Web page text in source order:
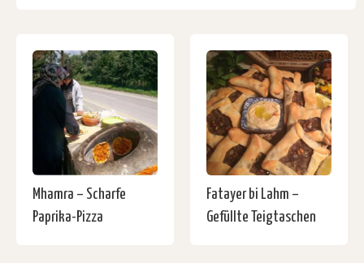
Mhamra – Scharfe
Paprika-Pizza
Fatayer bi Lahm –
Gefüllte Teigtaschen